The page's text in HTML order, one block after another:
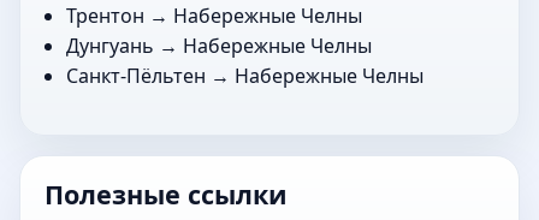
Трентон → Набережные Челны
Дунгуань → Набережные Челны
Санкт-Пёльтен → Набережные Челны
Полезные ссылки